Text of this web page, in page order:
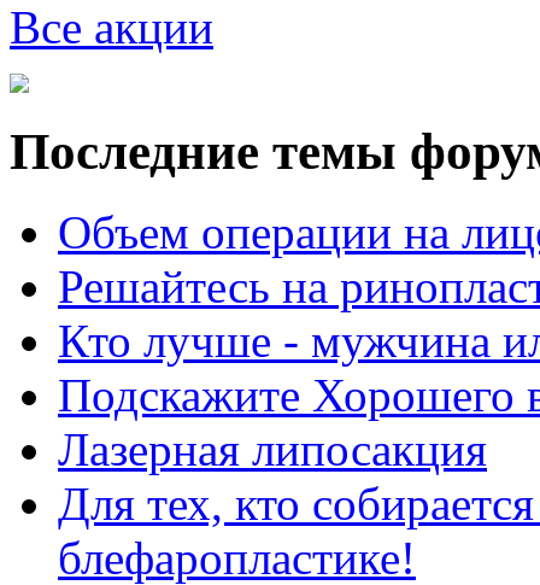
Все акции
Последние темы
Объем операции на
Решайтесь на
Кто лучше - мужчина
Подскажите Хорошего
Лазерная липосакция
Для тех, кто
блефаропластике!